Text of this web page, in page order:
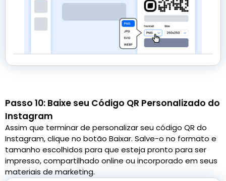
Passo 10: Baixe seu Código QR Personalizado do
Instagram
Assim que terminar de personalizar seu código QR do
Instagram, clique no botão Baixar. Salve-o no formato e
tamanho escolhidos para que esteja pronto para ser
impresso, compartilhado online ou incorporado em seus
materiais de marketing.